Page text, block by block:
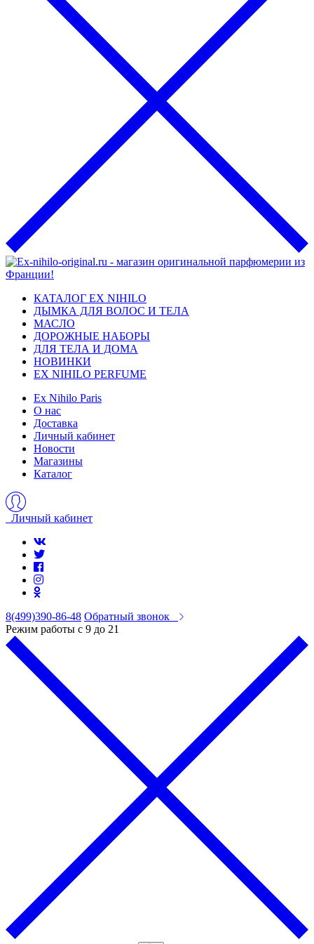
КАТАЛОГ EX NIHILO
ДЫМКА ДЛЯ ВОЛОС И ТЕЛА
МАСЛО
ДОРОЖНЫЕ НАБОРЫ
ДЛЯ ТЕЛА И ДОМА
НОВИНКИ
EX NIHILO PERFUME
Ex Nihilo Paris
О нас
Доставка
Личный кабинет
Новости
Магазины
Каталог
Личный кабинет
8(499)390-86-48 Обратный звонок
Режим работы с 9 до 21